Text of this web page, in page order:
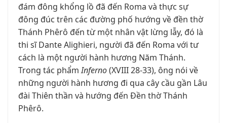
đám đông khổng lồ đã đến Roma và thực sự
đông đúc trên các đường phố hướng về đền thờ
Thánh Phêrô đến từ một nhân vật lừng lẫy, đó là
thi sĩ Dante Alighieri, người đã đến Roma với tư
cách là một người hành hương Năm Thánh.
Trong tác phẩmInferno(XVIII 28-33), ông nói về
những người hành hương đi qua cây cầu gần Lâu
đài Thiên thần và hướng đến Đền thờ Thánh
Phêrô.